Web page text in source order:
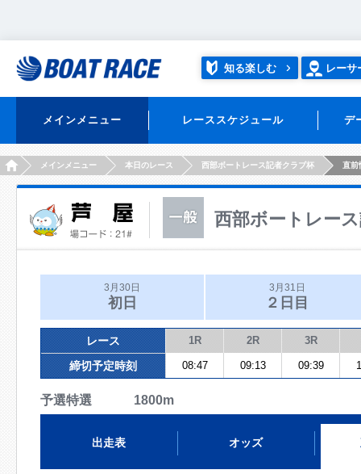
知る楽しむ レーサ
メインメニュー レーススケジュール デ
HOMEメインメニュー 本日のレース 西部ボートレース記者クラブ杯 直前
西部ボートレー
3月30日
初日
3月31日
２日目
レース 1R 2R 3R
締切予定時刻 08:47 09:13 09:39
予選特選 1800m
出走表 オッズ